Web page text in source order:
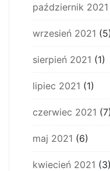
październik 2021
wrzesień 2021 (5)
sierpień 2021 (1)
lipiec 2021 (1)
czerwiec 2021 (7)
maj 2021 (6)
kwiecień 2021 (3)